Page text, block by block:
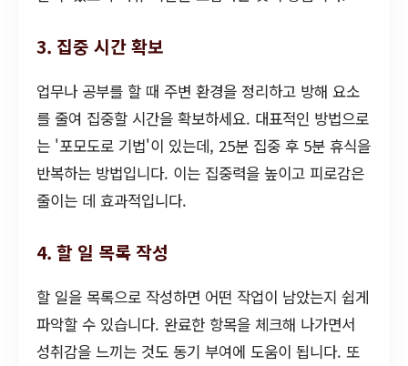
3. 집중 시간 확보
업무나 공부를 할 때 주변 환경을 정리하고 방해 요소
를 줄여 집중할 시간을 확보하세요. 대표적인 방법으로
는 '포모도로 기법'이 있는데, 25분 집중 후 5분 휴식을
반복하는 방법입니다. 이는 집중력을 높이고 피로감은
줄이는 데 효과적입니다.
4. 할 일 목록 작성
할 일을 목록으로 작성하면 어떤 작업이 남았는지 쉽게
파악할 수 있습니다. 완료한 항목을 체크해 나가면서
성취감을 느끼는 것도 동기 부여에 도움이 됩니다. 또